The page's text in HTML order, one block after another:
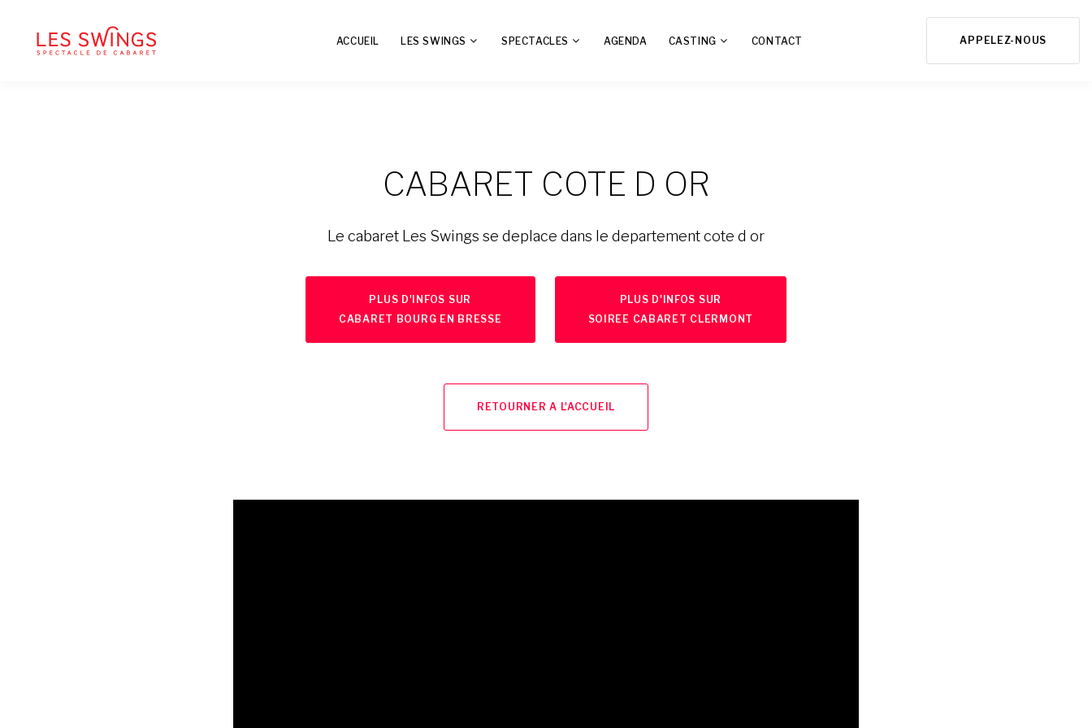
APPELEZ-NOUS
ACCUEIL LES SWINGS SPECTACLES AGENDA CASTING CONTACT
CABARET COTE D OR
Le cabaret Les Swings se deplace dans le departement cote d or
PLUS D'INFOS SUR
CABARET BOURG EN BRESSE
PLUS D'INFOS SUR
SOIREE CABARET CLERMONT
RETOURNER A L'ACCUEIL